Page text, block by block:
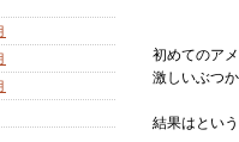
初めてのア
激しいぶつ
結果はとい